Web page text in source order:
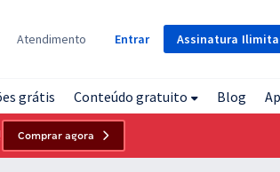
Assinatura
Atendimento Entrar
grátis Conteúdo gratuito Blog
Comprar agora